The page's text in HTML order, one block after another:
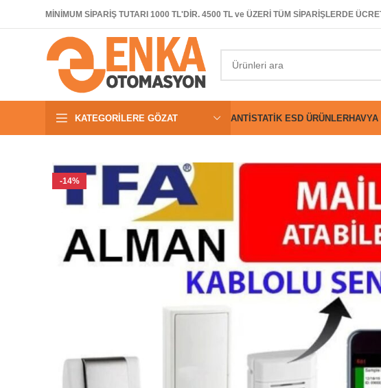
MİNİMUM SİPARİŞ TUTARI 1000 TL'DİR. 4500 TL ve ÜZERİ TÜM SİPARİŞLERDE
KATEGORILERE GÖZAT ANTISTATIK ESD ÜRÜNLER
-14%